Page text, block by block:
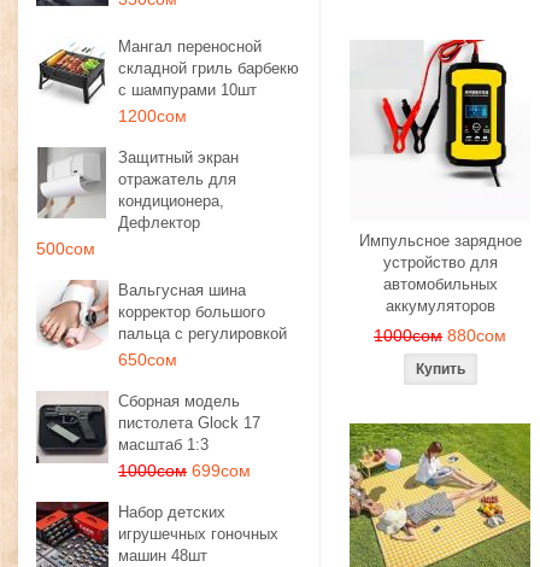
Мангал переносной
складной гриль барбекю
с шампурами 10шт
1200сом
Защитный экран
отражатель для
кондиционера,
Дефлектор
500сом
Вальгусная шина
корректор большого
пальца с регулировкой
650сом
Сборная модель
пистолета Glock 17
масштаб 1:3
1000сом 699сом
Набор детских
игрушечных гоночных
машин 48шт
Импульсное зарядное
устройство для
автомобильных
аккумуляторов
1000сом 880сом